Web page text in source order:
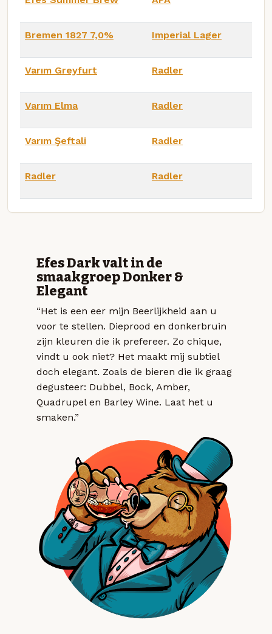
Bremen 1827 7,0% Imperial Lager
Varım Greyfurt Radler
Varım Elma Radler
Varım Şeftali Radler
Radler Radler
Efes Dark valt in de
smaakgroep Donker &
Elegant
“Het is een eer mijn Beerlijkheid aan u
voor te stellen. Dieprood en donkerbruin
zijn kleuren die ik prefereer. Zo chique,
vindt u ook niet? Het maakt mij subtiel
doch elegant. Zoals de bieren die ik graag
degusteer: Dubbel, Bock, Amber,
Quadrupel en Barley Wine. Laat het u
smaken.”